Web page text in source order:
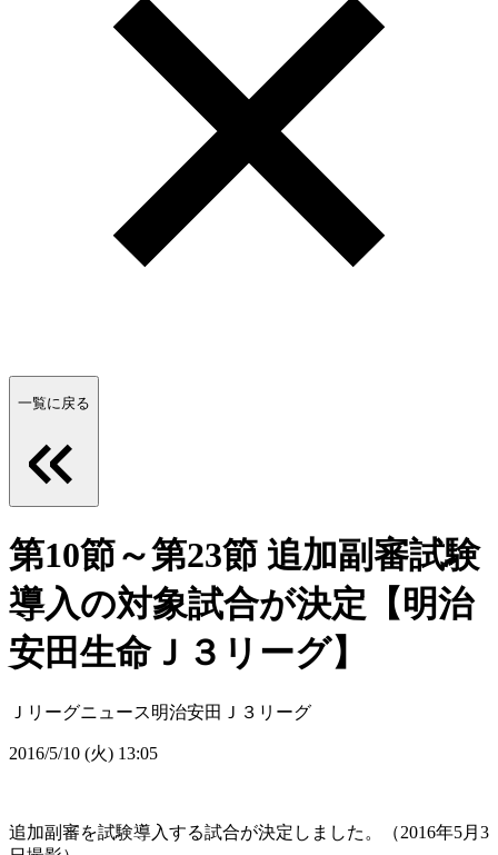
一覧に戻る
第10節～第23節 追加副審試験
導入の対象試合が決定【明治
安田生命Ｊ３リーグ】
Ｊリーグニュース明治安田Ｊ３リーグ
2016/5/10 (火) 13:05
追加副審を試験導入する試合が決定しました。（2016年5月3